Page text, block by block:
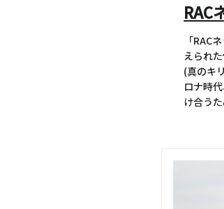
RAC
「RAC
えられ
(真のキ
ロナ時
け合う